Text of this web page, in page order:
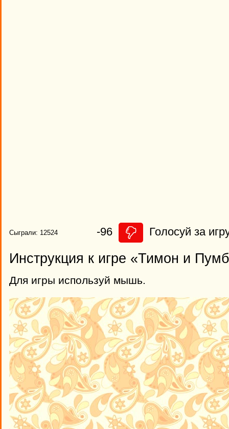
Сыграли: 12524 -96 Голосуй за
Инструкция к игре «Тимон и
Для игры используй мышь.